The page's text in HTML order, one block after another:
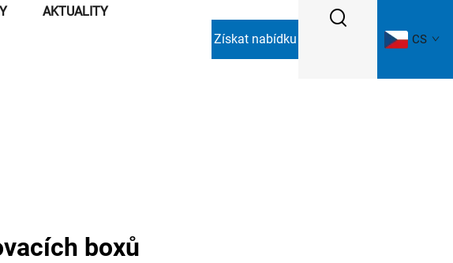
AKTUALITY
Získat nabídku CS
boxů